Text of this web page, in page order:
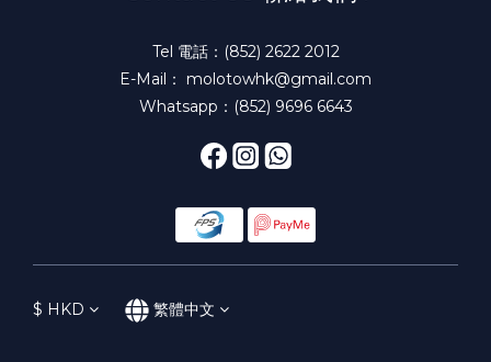
Tel 電話：(852) 2622 2012
E-Mail： molotowhk@gmail.com
Whatsapp：(852) 9696 6643
$ HKD 繁體中文